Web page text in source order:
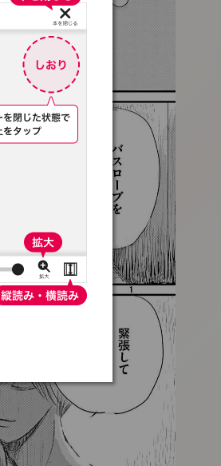
:692.15.692.967:t-vnqp.lunrzsdszk.vn.oi